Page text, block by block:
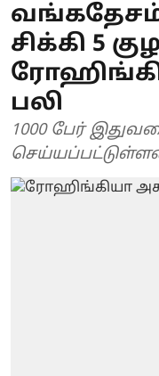
சிக்கி 5
பலி
1000 பேர்